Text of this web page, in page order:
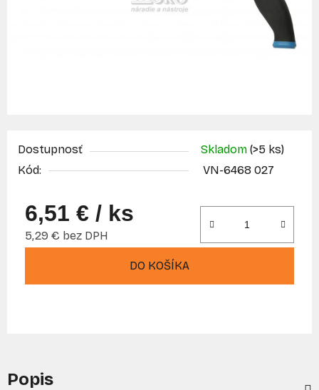
Dostupnosť Skladom (>5 ks)
Kód:
VN-6468 027
6,51 € / ks
5,29 € bez DPH
DO KOŠÍKA
Popis